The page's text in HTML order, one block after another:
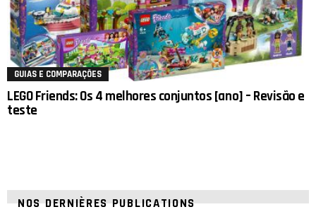
GUIAS E COMPARAÇÕES
LEGO Friends: Os 4 melhores conjuntos [ano] – Revisão e
teste
NOS DERNIÈRES PUBLICATIONS